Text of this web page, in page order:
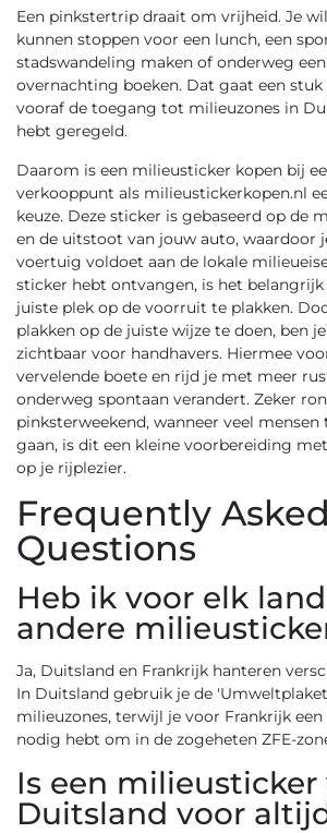
Een pinkstertrip draait om vrijheid. Je
kunnen stoppen voor een lunch, een
stadswandeling maken of onderweg
overnachting boeken. Dat gaat een
vooraf de toegang tot milieuzones in
hebt geregeld.
Daarom is een milieusticker kopen bij
verkooppunt als milieustickerkopen.nl
keuze. Deze sticker is gebaseerd op de
en de uitstoot van jouw auto, waardoor
voertuig voldoet aan de lokale
sticker hebt ontvangen, is het belangrijk
juiste plek op de voorruit te plakken.
plakken op de juiste wijze te doen, ben
zichtbaar voor handhavers. Hiermee
vervelende boete en rijd je met meer
onderweg spontaan verandert. Zeker
pinksterweekend, wanneer veel
gaan, is dit een kleine voorbereiding
op je rijplezier.
Frequently Asked
Questions
Heb ik voor elk
andere
Ja, Duitsland en Frankrijk hanteren
In Duitsland gebruik je de
milieuzones, terwijl je voor Frankrijk
nodig hebt om in de zogeheten ZFE-
Is een milieusticker
Duitsland voor